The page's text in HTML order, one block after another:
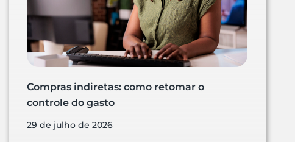
Compras indiretas: como retomar o
controle do gasto
29 de julho de 2026